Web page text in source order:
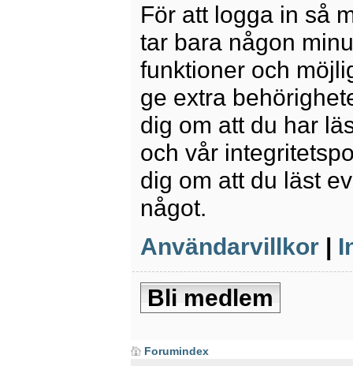
För att logga in så
tar bara någon
funktioner och
ge extra
dig om att du har
och vår
dig om att du läst
något.
Användarvillkor |
Bli medlem
Forumindex